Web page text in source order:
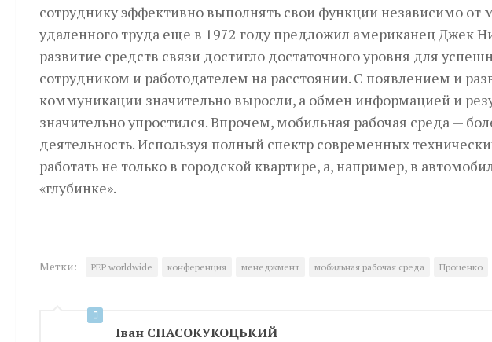
сотруднику эффективно выполнять свои функции независимо
удаленного труда еще в 1972 году предложил американец Джек
развитие средств связи достигло достаточного уровня для
сотрудником и работодателем на расстоянии. С появлением и
коммуникации значительно выросли, а обмен информацией и
значительно упростился. Впрочем, мобильная рабочая среда —
деятельность. Используя полный спектр современных
работать не только в городской квартире, а, например, в
«глубинке».
Метки: PEP worldwide конференция менеджмент мобильная рабочая среда Проценко
Iван СПАСОКУКОЦЬКИЙ